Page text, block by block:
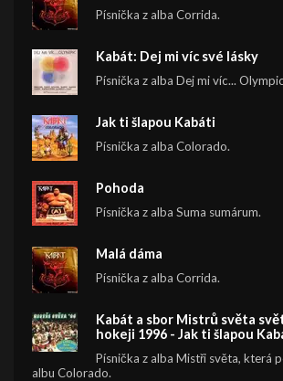
Písnička z alba Corrida.
Kabát: Dej mi víc své lásky
Písnička z alba Dej mi víc...
Jak ti šlapou Kabáti
Písnička z alba Colorado.
Pohoda
Písnička z alba Suma sumárum.
Malá dáma
Písnička z alba Corrida.
Kabát a sbor Mistrů světa
hokeji 1996 - Jak ti šlapou
Písnička z alba Mistři světa, která
albu Colorado.